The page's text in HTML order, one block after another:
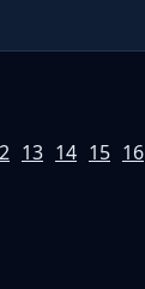
13 14 15 16